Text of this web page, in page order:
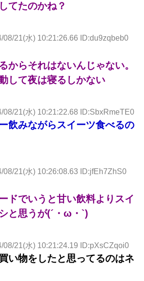
てたのかね？
08/21(水) 10:21:26.66 ID:du9zqbeb0
からそれはないんじゃない。
して夜は寝るしかない
08/21(水) 10:21:22.68 ID:SbxRmeTE0
飲みながらスイーツ食べるの
08/21(水) 10:26:08.63 ID:jfEh7ZhS0
ドでいうと甘い飲料よりスイ
と思うが(´・ω・`)
08/21(水) 10:21:24.19 ID:pXsCZqoi0
い物をしたと思ってるのはネ